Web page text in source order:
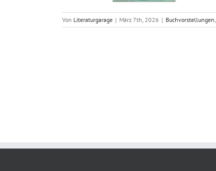
Von Literaturgarage | März 7th, 2026 | Buchvorstellungen,